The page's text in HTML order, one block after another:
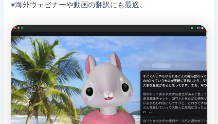
※海外ウェビナーや動画の翻訳にも最適。